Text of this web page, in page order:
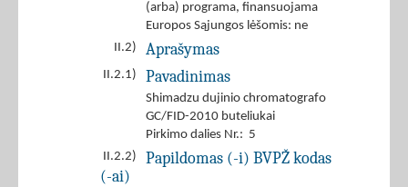
(arba) programa, finansuojama
Europos Sąjungos lėšomis: ne
II.2)
Aprašymas
II.2.1) Pavadinimas
Shimadzu dujinio chromatografo
GC/FID-2010 buteliukai
Pirkimo dalies Nr.: 5
II.2.2)
Papildomas (-i) BVPŽ kodas
(-ai)